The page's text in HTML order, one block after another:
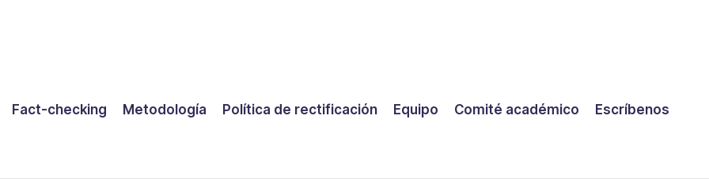
Fact-checking Metodología Política de rectificación Equipo Comité académico Escríbenos